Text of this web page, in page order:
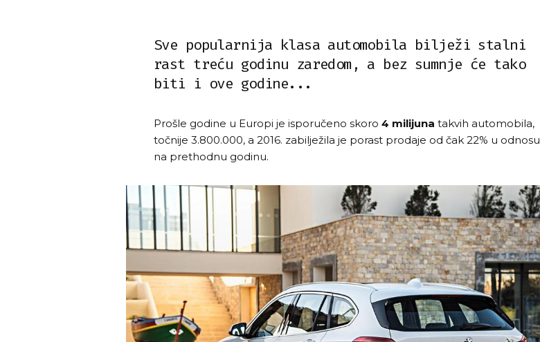
Sve popularnija klasa automobila bilježi stalni
rast treću godinu zaredom, a bez sumnje će tako
biti i ove godine...
Prošle godine u Europi je isporučeno skoro 4 milijuna takvih automobila,
točnije 3.800.000, a 2016. zabilježila je porast prodaje od čak 22% u odnosu
na prethodnu godinu.